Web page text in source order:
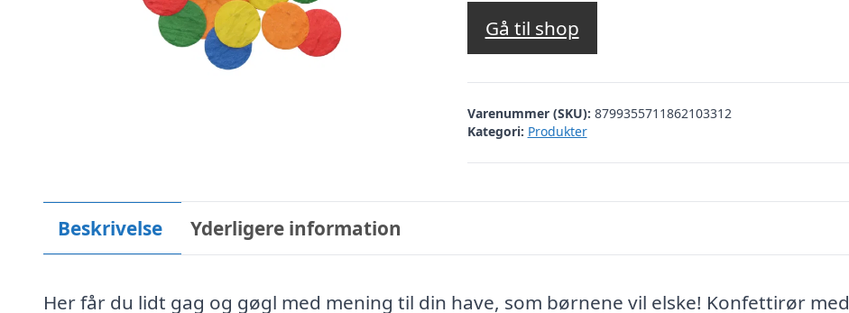
Gå til shop
Varenummer (SKU): 8799355711862103312
Kategori: Produkter
Beskrivelse Yderligere information
Her får du lidt gag og gøgl med mening til din have, som børnene vil elske! Konfettirør med